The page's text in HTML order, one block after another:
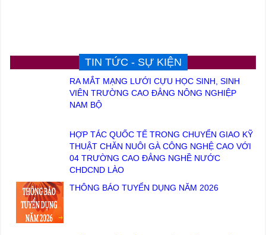
TIN TỨC - SỰ KIỆN
RA MẮT MẠNG LƯỚI CỰU HỌC SINH, SINH
VIÊN TRƯỜNG CAO ĐẲNG NÔNG NGHIỆP
NAM BỘ
HỢP TÁC QUỐC TẾ TRONG CHUYỂN GIAO KỸ
THUẬT CHĂN NUÔI GÀ CÔNG NGHỆ CAO VỚI
04 TRƯỜNG CAO ĐẲNG NGHỀ NƯỚC
CHDCND LÀO
THÔNG BÁO TUYỂN DỤNG NĂM 2026